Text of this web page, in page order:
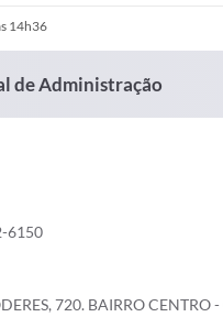
14h36
de Administração
6150
720. BAIRRO CENTRO